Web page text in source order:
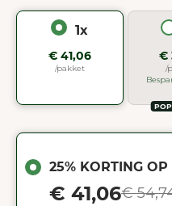
1x
€ 41,06
/pakket
€
/
25% KORTING
€ 41,06€